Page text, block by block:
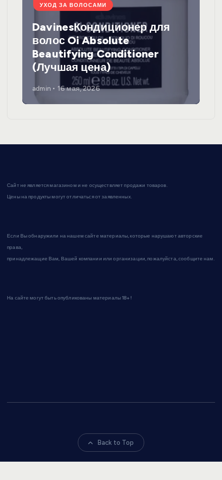
УХОД ЗА ВОЛОСАМИ
DavinesКондиционер для
волос Oi Absolute
Beautifying Conditioner
(Лучшая цена)
admin 16 мая, 2026
Сайт не является магазином и не осуществляет продажи товаров.
Цены на продукты могут отличаться от заявленных.
Если Вы обнаружили на нашем сайте материалы, которые нарушают авторские
права,
принадлежащие Вам, Вашей компании или организации, пожалуйста, сообщите нам.
На сайте могут быть опубликованы материалы 18+!
Back to Top